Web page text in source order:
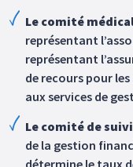
Le comité
représentant
représentant
de recours pour
aux services de
Le comité de
de la gestion
détermine le taux